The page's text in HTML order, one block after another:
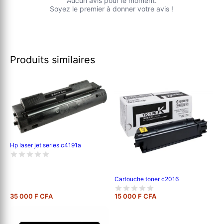
Soyez le premier à donner votre avis !
Produits similaires
Hp laser jet series c4191a
35 000 F CFA
Cartouche toner c2016
15 000 F CFA